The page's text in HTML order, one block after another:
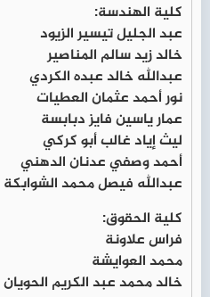
كلية الهندسة:
عبد الجليل تيسير الزيود
خالد زيد سالم المناصير
عبدالله خالد عبده الكردي
نور أحمد عثمان العطيات
عمار ياسين فايز دبابسة
ليث إياد غالب أبو كركي
أحمد وصفي عدنان الدهني
عبدالله فيصل محمد الشوابكة
كلية الحقوق:
فراس علاونة
محمد العوايشة
خالد محمد عبد الكريم الحويان